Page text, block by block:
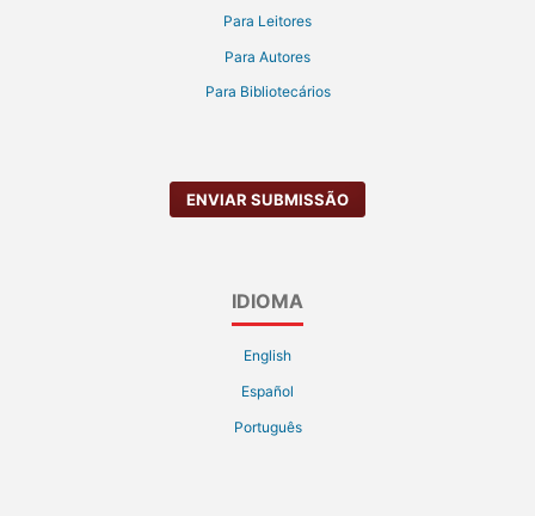
Para Leitores
Para Autores
Para Bibliotecários
ENVIAR SUBMISSÃO
IDIOMA
English
Español
Português